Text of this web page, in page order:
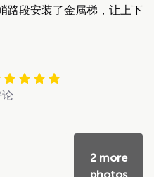
路段安装了金属梯，让上下
2 more